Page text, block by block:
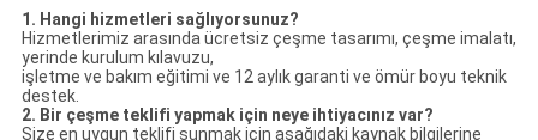
1. Hangi hizmetleri sağlıyorsunuz?
Hizmetlerimiz arasında ücretsiz çeşme tasarımı, çeşme imalatı,
yerinde kurulum kılavuzu,
işletme ve bakım eğitimi ve 12 aylık garanti ve ömür boyu teknik
destek.
2. Bir çeşme teklifi yapmak için neye ihtiyacınız var?
Size en uygun teklifi sunmak için aşağıdaki kaynak bilgilerine